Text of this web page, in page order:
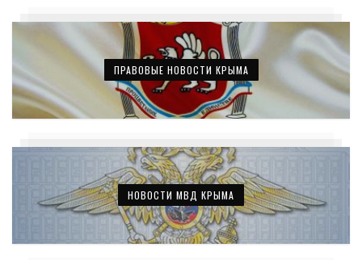
ПРАВОВЫЕ НОВОСТИ КРЫМА
НОВОСТИ МВД КРЫМА